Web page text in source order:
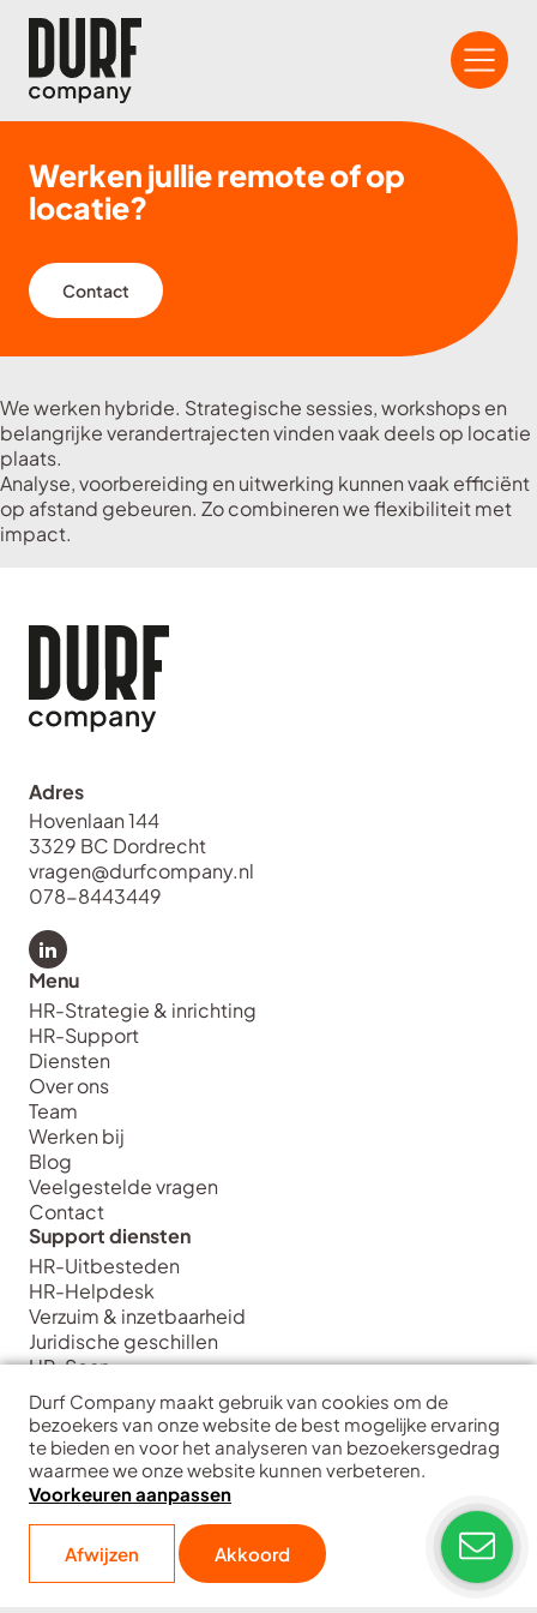
Durf Company maakt gebruik van cookies om de
bezoekers van onze website de best mogelijke ervaring
te bieden en voor het analyseren van bezoekersgedrag
waarmee we onze website kunnen verbeteren.
Voorkeuren aanpassen
Afwijzen Akkoord
Werken jullie remote of op
locatie?
Contact
We werken hybride. Strategische sessies, workshops en
belangrijke verandertrajecten vinden vaak deels op locatie
plaats.
Analyse, voorbereiding en uitwerking kunnen vaak efficiënt
op afstand gebeuren. Zo combineren we flexibiliteit met
impact.
Adres
Hovenlaan 144
3329 BC Dordrecht
vragen@durfcompany.nl
078-8443449
Bekijk LinkedIn van Durf Company
Menu
HR-Strategie & inrichting
HR-Support
Diensten
Over ons
Team
Werken bij
Blog
Veelgestelde vragen
Contact
Support diensten
HR-Uitbesteden
HR-Helpdesk
Verzuim & inzetbaarheid
Juridische geschillen
HR-Scan
Strategie diensten
HR Strategie & Inrichting
HR Transformatie & Implementatie
HR Training & Coaching
HR Data & Analytics
Interim HR
Durf Company | Hart voor ondernemers